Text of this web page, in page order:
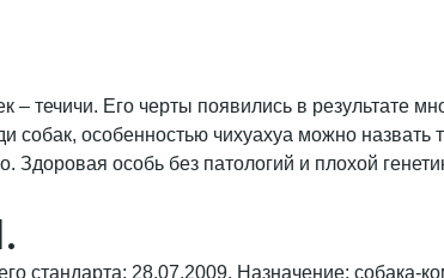
течичи. Его черты появились в результате
особенностью чихуахуа можно назвать
особь без патологий и плохой
стандарта: 28.07.2009. Назначение: собака-